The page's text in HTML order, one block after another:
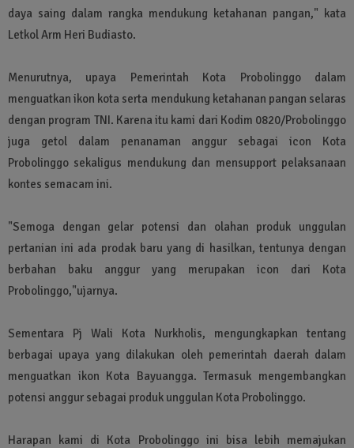
daya saing dalam rangka mendukung ketahanan pangan," kata
Letkol Arm Heri Budiasto.
Menurutnya, upaya Pemerintah Kota Probolinggo dalam
menguatkan ikon kota serta mendukung ketahanan pangan selaras
dengan program TNI. Karena itu kami dari Kodim 0820/Probolinggo
juga getol dalam penanaman anggur sebagai icon Kota
Probolinggo sekaligus mendukung dan mensupport pelaksanaan
kontes semacam ini.
"Semoga dengan gelar potensi dan olahan produk unggulan
pertanian ini ada prodak baru yang di hasilkan, tentunya dengan
berbahan baku anggur yang merupakan icon dari Kota
Probolinggo,"ujarnya.
Sementara Pj Wali Kota Nurkholis, mengungkapkan tentang
berbagai upaya yang dilakukan oleh pemerintah daerah dalam
menguatkan ikon Kota Bayuangga. Termasuk mengembangkan
potensi anggur sebagai produk unggulan Kota Probolinggo.
Harapan kami di Kota Probolinggo ini bisa lebih memajukan